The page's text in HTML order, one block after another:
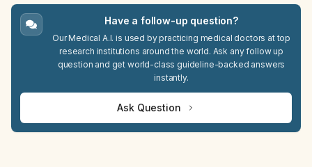
Have a follow-up question?
Our Medical A.I. is used by practicing medical doctors at top
research institutions around the world. Ask any follow up
question and get world-class guideline-backed answers
instantly.
Ask Question